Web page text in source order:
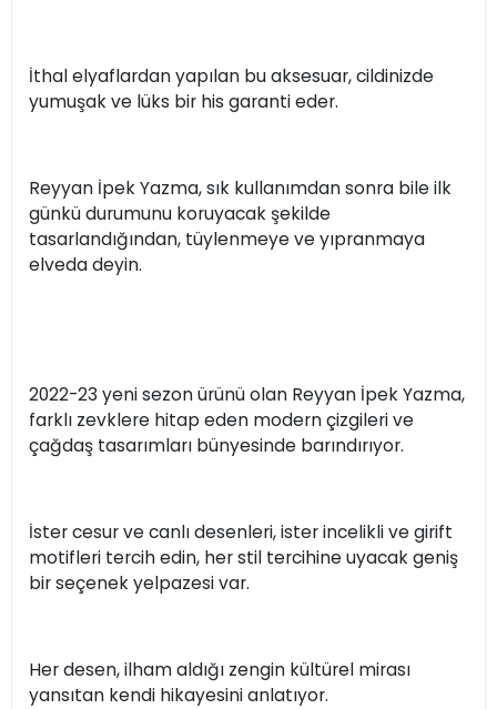
İthal elyaflardan yapılan bu aksesuar, cildinizde
yumuşak ve lüks bir his garanti eder.
Reyyan İpek Yazma, sık kullanımdan sonra bile ilk
günkü durumunu koruyacak şekilde
tasarlandığından, tüylenmeye ve yıpranmaya
elveda deyin.
2022-23 yeni sezon ürünü olan Reyyan İpek Yazma,
farklı zevklere hitap eden modern çizgileri ve
çağdaş tasarımları bünyesinde barındırıyor.
İster cesur ve canlı desenleri, ister incelikli ve girift
motifleri tercih edin, her stil tercihine uyacak geniş
bir seçenek yelpazesi var.
Her desen, ilham aldığı zengin kültürel mirası
yansıtan kendi hikayesini anlatıyor.